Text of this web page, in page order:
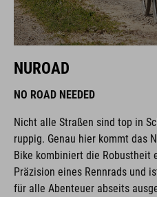
NUROAD
NO ROAD NEEDED
Nicht alle Straßen sind top in
ruppig. Genau hier kommt das
Bike kombiniert die Robustheit
Präzision eines Rennrads und
für alle Abenteuer abseits